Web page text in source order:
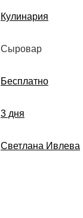
Кулинария
Сыровар
Бесплатно
3 дня
Светлана Ивлева